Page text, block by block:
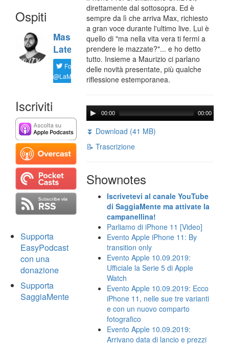
Ospiti
Massimiliano
Latella
Follow
@LaMaxImages
Iscriviti
Supporta
EasyPodcast
con una
donazione
Supporta
SaggiaMente
direttamente dal sottosopra. Ed è
sempre da lì che arriva Max, richiesto
a gran voce durante l'ultimo live. Lui è
quello di "ma nella vita vera ti fermi a
prendere le mazzate?"... e ho detto
tutto. Insieme a Maurizio ci parlano
delle novità presentate, più qualche
riflessione estemporanea.
00:00 00:00
⏬ Download (41 MB)
📝 Trascrizione
Shownotes
Iscrivetevi al canale YouTube
di SaggiaMente ma attivate la
campanellina!
Parliamo di iPhone 11 [Video]
Evento Apple iPhone 11: By
transition only
Evento Apple 10.09.2019:
Ufficiale la Serie 5 di Apple
Watch
Evento Apple 10.09.2019: Ecco
iPhone 11, nelle sue tre varianti
e con un nuovo comparto
fotografico
Evento Apple 10.09.2019:
Arrivano data di lancio e prezzi